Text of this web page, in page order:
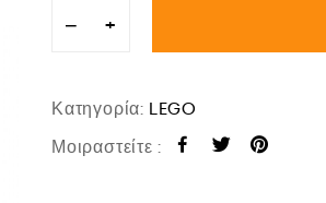
− +
Κατηγορία: LEGO
Μοιραστείτε :